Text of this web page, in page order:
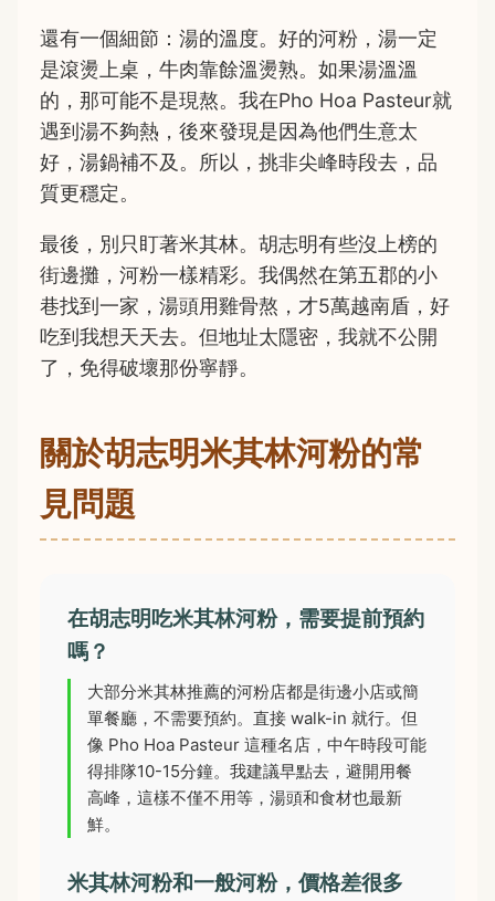
還有一個細節：湯的溫度。好的河粉，湯一定
是滾燙上桌，牛肉靠餘溫燙熟。如果湯溫溫
的，那可能不是現熬。我在Pho Hoa Pasteur就
遇到湯不夠熱，後來發現是因為他們生意太
好，湯鍋補不及。所以，挑非尖峰時段去，品
質更穩定。
最後，別只盯著米其林。胡志明有些沒上榜的
街邊攤，河粉一樣精彩。我偶然在第五郡的小
巷找到一家，湯頭用雞骨熬，才5萬越南盾，好
吃到我想天天去。但地址太隱密，我就不公開
了，免得破壞那份寧靜。
關於胡志明米其林河粉的常
見問題
在胡志明吃米其林河粉，需要提前預約
嗎？
大部分米其林推薦的河粉店都是街邊小店或簡
單餐廳，不需要預約。直接 walk-in 就行。但
像 Pho Hoa Pasteur 這種名店，中午時段可能
得排隊10-15分鐘。我建議早點去，避開用餐
高峰，這樣不僅不用等，湯頭和食材也最新
鮮。
米其林河粉和一般河粉，價格差很多